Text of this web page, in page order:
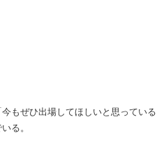
もぜひ出場してほしいと思っている
る。